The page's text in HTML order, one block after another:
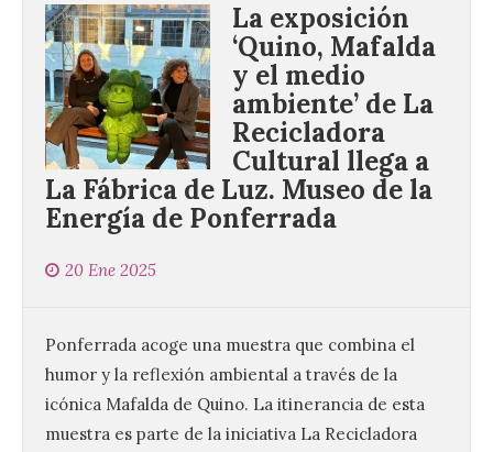
La exposición
‘Quino, Mafalda
y el medio
ambiente’ de La
Recicladora
Cultural llega a
La Fábrica de Luz. Museo de la
Energía de Ponferrada
20 Ene 2025
Ponferrada acoge una muestra que combina el
humor y la reflexión ambiental a través de la
icónica Mafalda de Quino. La itinerancia de esta
muestra es parte de la iniciativa La Recicladora